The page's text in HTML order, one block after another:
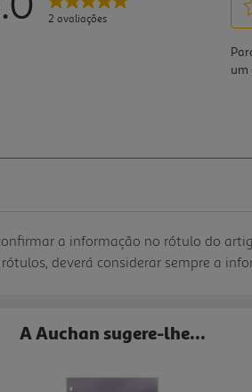
a informação no rótulo do
deverá considerar sempre a
A Auchan sugere-lhe...